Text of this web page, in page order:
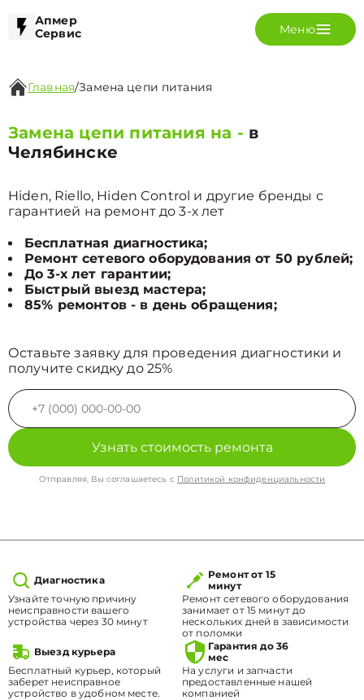
Апмер
Сервис
Меню
Главная/Замена цепи питания
Замена цепи питания на - в
Челябинске
Hiden, Riello, Hiden Control и другие бренды с
гарантией на ремонт до 3-х лет
Бесплатная диагностика;
Ремонт сетевого оборудования от 50 рублей;
До 3-х лет гарантии;
Быстрый выезд мастера;
85% ремонтов - в день обращения;
Оставьте заявку для проведения диагностики и
получите скидку до 25%
Узнать стоимость ремонта
Отправляя, Вы соглашаетесь с Политикой конфиденциальности
Диагностика
Узнайте точную причину
неисправности вашего
устройства через 30 минут
Ремонт от 15
минут
Ремонт сетевого оборудования
занимает от 15 минут до
нескольких дней в зависимости
от поломки
Выезд курьера
Бесплатный курьер, который
заберет неисправное
устройство в удобном месте.
Гарантия до 36
мес
На услуги и запчасти
предоставленные нашей
компанией